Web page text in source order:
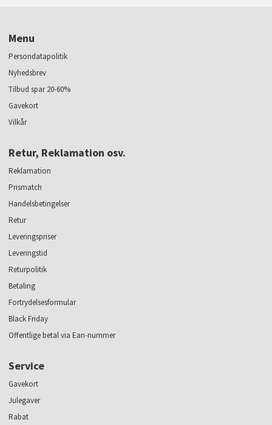
Menu
Persondatapolitik
Nyhedsbrev
Tilbud spar 20-60%
Gavekort
Vilkår
Retur, Reklamation osv.
Reklamation
Prismatch
Handelsbetingelser
Retur
Leveringspriser
Leveringstid
Returpolitik
Betaling
Fortrydelsesformular
Black Friday
Offentlige betal via Ean-nummer
Service
Gavekort
Julegaver
Rabat